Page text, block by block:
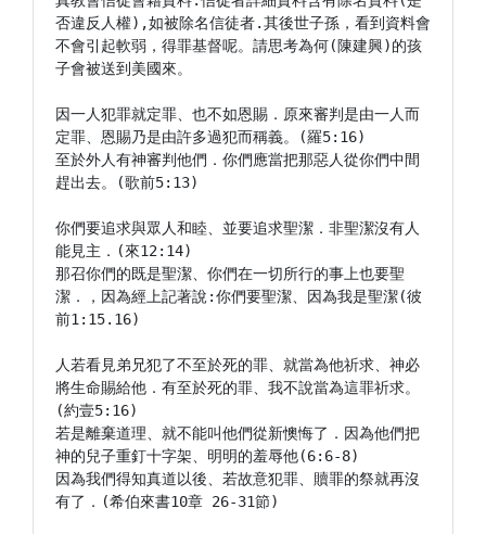
否違反人權),如被除名信徒者.其後世子孫，看到資料會
不會引起軟弱，得罪基督呢。請思考為何(陳建興)的孩
子會被送到美國來。
因一人犯罪就定罪、也不如恩賜．原來審判是由一人而
定罪、恩賜乃是由許多過犯而稱義。(羅5:16)
至於外人有神審判他們．你們應當把那惡人從你們中間
趕出去。(歌前5:13)
你們要追求與眾人和睦、並要追求聖潔．非聖潔沒有人
能見主．(來12:14)
那召你們的既是聖潔、你們在一切所行的事上也要聖
潔．，因為經上記著說:你們要聖潔、因為我是聖潔(彼
前1:15.16)
人若看見弟兄犯了不至於死的罪、就當為他祈求、神必
將生命賜給他．有至於死的罪、我不說當為這罪祈求。
(約壹5:16)
若是離棄道理、就不能叫他們從新懊悔了．因為他們把
神的兒子重釘十字架、明明的羞辱他(6:6-8)
因為我們得知真道以後、若故意犯罪、贖罪的祭就再沒
有了．(希伯來書10章 26-31節)